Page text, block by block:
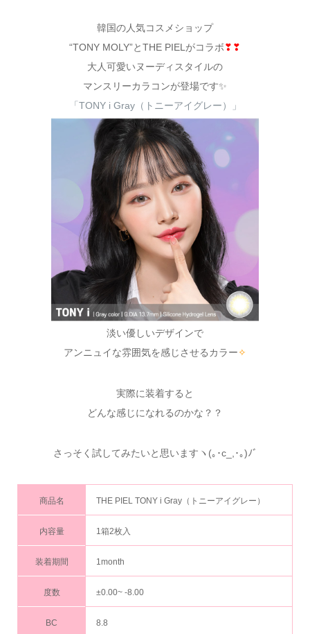
韓国の人気コスメショップ
“TONY MOLY”とTHE PIELがコラボ❣❣
大人可愛いヌーディスタイルの
マンスリーカラコンが登場です✨
「TONY i Gray（トニーアイグレー）」
淡い優しいデザインで
アンニュイな雰囲気を感じさせるカラー✧
実際に装着すると
どんな感じになれるのかな？？
さっそく試してみたいと思いますヽ(｡･c_,･｡)ﾉﾞ
商品名 THE PIEL TONY i Gray（トニーアイグレー）
内容量 1箱2枚入
装着期間 1month
度数 ±0.00~ -8.00
BC 8.8